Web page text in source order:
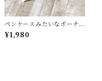
ペンケースみたいなポーチ
＜K-0658＞
¥1,980